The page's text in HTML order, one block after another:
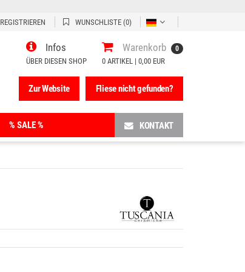
REGISTRIEREN WUNSCHLISTE (0)
Infos
ÜBER DIESEN SHOP
Warenkorb 0
0 ARTIKEL | 0,00 EUR
Fliese nicht gefunden?
Zur Website
Rechteck-Duschwannen
% SALE % KONTAKT